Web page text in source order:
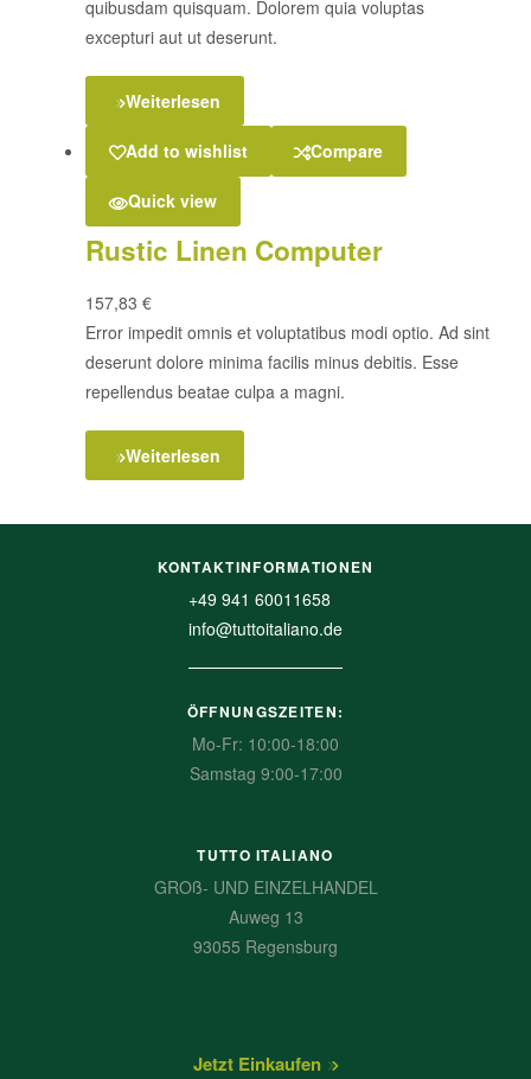
quibusdam quisquam. Dolorem quia voluptas
excepturi aut ut deserunt.
Weiterlesen
Add to wishlist Compare
Quick view
Rustic Linen Computer
157,83 €
Error impedit omnis et voluptatibus modi optio. Ad sint
deserunt dolore minima facilis minus debitis. Esse
repellendus beatae culpa a magni.
Weiterlesen
KONTAKTINFORMATIONEN
+49 941 60011658
info@tuttoitaliano.de
ÖFFNUNGSZEITEN:
Mo-Fr: 10:00-18:00
Samstag 9:00-17:00
TUTTO ITALIANO
GROß- UND EINZELHANDEL
Auweg 13
93055 Regensburg
Jetzt Einkaufen